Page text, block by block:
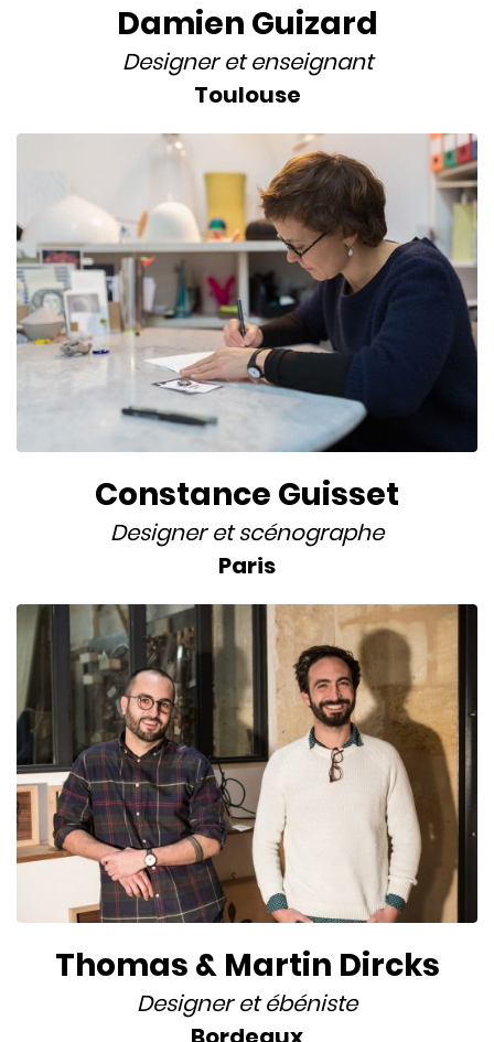
Damien Guizard
Designeretenseignant
Toulouse
Constance Guisset
Designeretscénographe
Paris
Thomas & Martin Dircks
Designeretébéniste